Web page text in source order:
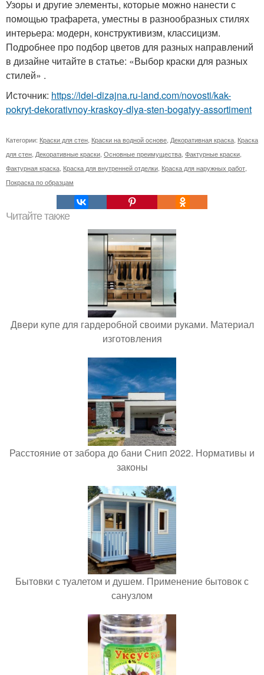
Узоры и другие элементы, которые можно нанести с
помощью трафарета, уместны в разнообразных стилях
интерьера: модерн, конструктивизм, классицизм.
Подробнее про подбор цветов для разных направлений
в дизайне читайте в статье: «Выбор краски для разных
стилей» .
Источник: https://idei-dizajna.ru-land.com/novosti/kak-
pokryt-dekorativnoy-kraskoy-dlya-sten-bogatyy-assortiment
Категории: Краски для стен, Краски на водной основе, Декоративная краска, Краска
для стен, Декоративные краски, Основные преимущества, Фактурные краски,
Фактурная краска, Краска для внутренней отделки, Краска для наружных работ,
Покраска по образцам
Читайте также
Двери купе для гардеробной своими руками. Материал
изготовления
Расстояние от забора до бани Снип 2022. Нормативы и
законы
Бытовки с туалетом и душем. Применение бытовок с
санузлом